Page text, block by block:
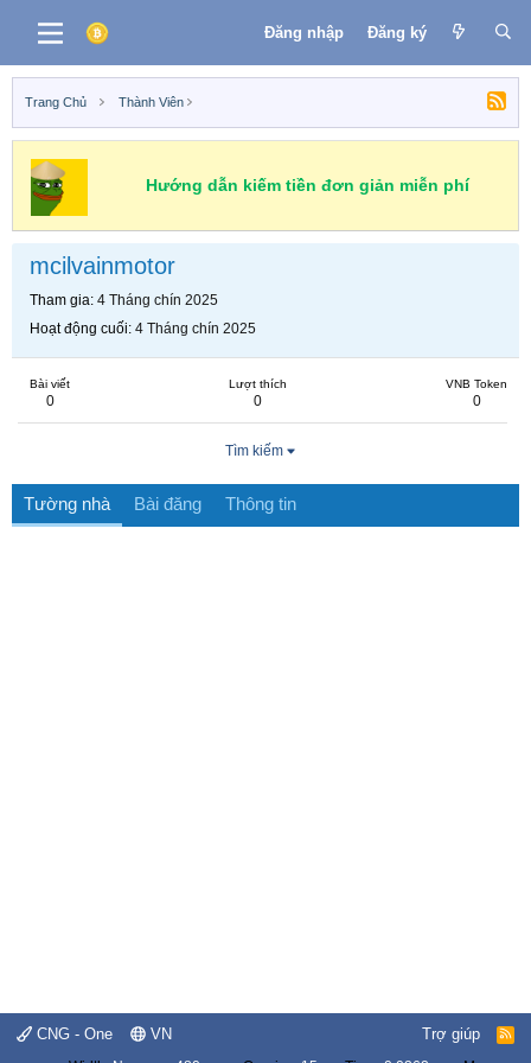
Đăng nhập Đăng ký
Trang Chủ Thành Viên
Hướng dẫn kiếm tiền đơn giản miễn phí
mcilvainmotor
Tham gia 4 Tháng chín 2025
Hoạt động cuối 4 Tháng chín 2025
Bài viết
0
Lượt thích
0
VNB Token
0
Tìm kiếm
Tường nhà Bài đăng Thông tin
CNG - One VN Trợ giúp
R